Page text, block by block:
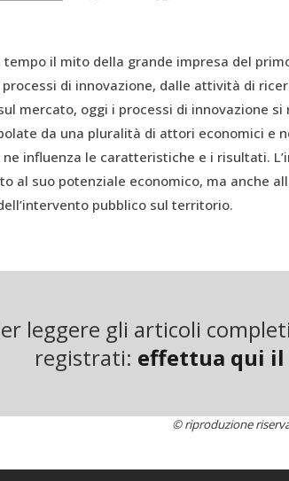
il mito della grande impresa del
di innovazione, dalle attività di
mercato, oggi i processi di innovazione
da una pluralità di attori economici e
influenza le caratteristiche e i risultati.
al suo potenziale economico, ma anche
pubblico sul territorio.
alimentare, mangimistica,
di persone, il 9% della forza lavoro
possono includere cluster
europeo a richiamarsi direttamente alla
leggere gli articoli
registrati: effettua qui
© riproduzione